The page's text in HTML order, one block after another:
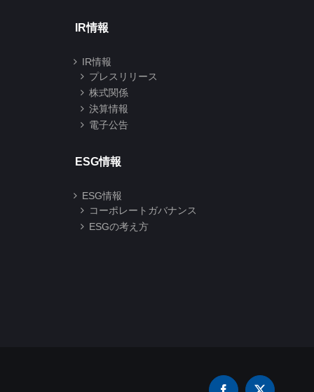
IR情報
IR情報
プレスリリース
株式関係
決算情報
電子公告
ESG情報
ESG情報
コーポレートガバナンス
ESGの考え方